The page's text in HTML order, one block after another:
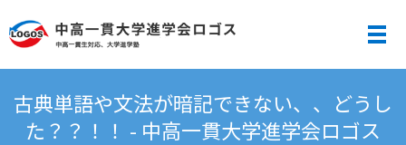
メ
古典単語や文法が暗記できない、、どうし
た？？！！ - 中高一貫大学進学会ロゴス